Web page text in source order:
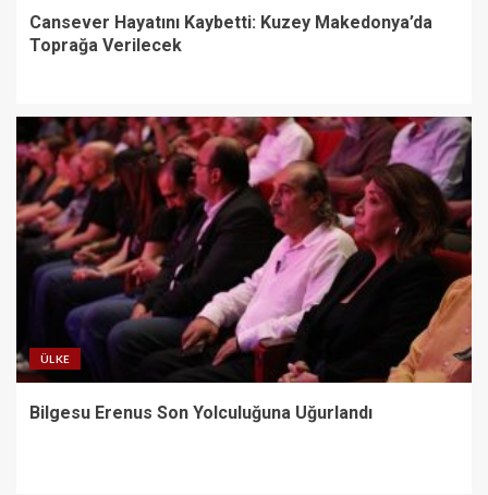
Cansever Hayatını Kaybetti: Kuzey Makedonya’da
Toprağa Verilecek
ÜLKE
Bilgesu Erenus Son Yolculuğuna Uğurlandı